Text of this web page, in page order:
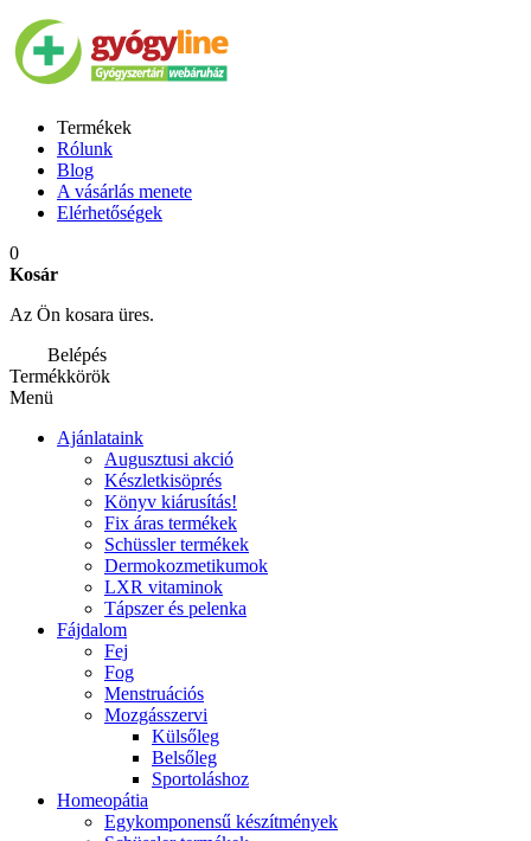
Termékek
Rólunk
Blog
A vásárlás menete
Elérhetőségek
0
Kosár
Az Ön kosara üres.
Belépés
Termékkörök
Menü
Ajánlataink
Augusztusi akció
Készletkisöprés
Könyv kiárusítás!
Fix áras termékek
Schüssler termékek
Dermokozmetikumok
LXR vitaminok
Tápszer és pelenka
Fájdalom
Fej
Fog
Menstruációs
Mozgásszervi
Külsőleg
Belsőleg
Sportoláshoz
Homeopátia
Egykomponensű készítmények